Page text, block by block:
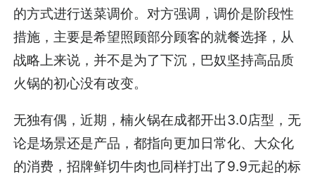
的方式进行送菜调价。对方强调，调价是阶段性
措施，主要是希望照顾部分顾客的就餐选择，从
战略上来说，并不是为了下沉，巴奴坚持高品质
火锅的初心没有改变。
无独有偶，近期，楠火锅在成都开出3.0店型，无
论是场景还是产品，都指向更加日常化、大众化
的消费，招牌鲜切牛肉也同样打出了9.9元起的标